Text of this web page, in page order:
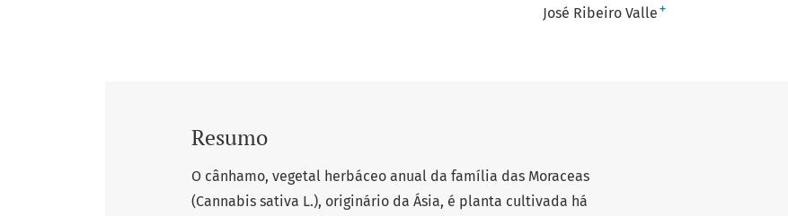
José Ribeiro Valle +
Resumo
O cânhamo, vegetal herbáceo anual da família das Moraceas
(Cannabis sativa L.), originário da Ásia, é planta cultivada há